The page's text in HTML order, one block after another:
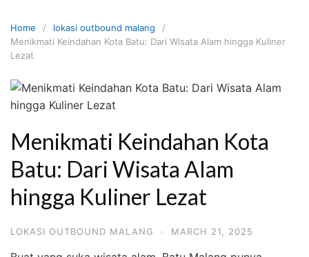
content
Home
lokasi outbound malang
Menikmati Keindahan Kota Batu: Dari Wisata Alam hingga Kuliner
Lezat
Menikmati Keindahan Kota
Batu: Dari Wisata Alam
hingga Kuliner Lezat
LOKASI OUTBOUND MALANG · MARCH 21, 2025